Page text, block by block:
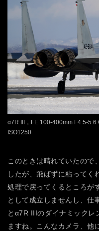
α7R III，FE 100-400mm F4.5-5.6
ISO1250
このときは晴れていたので
したが、飛ばずに粘ってく
処理で戻ってくるところが
として成立しませんし、仕
とα7R IIIのダイナミックレ
ますね。こんなカメラ、他